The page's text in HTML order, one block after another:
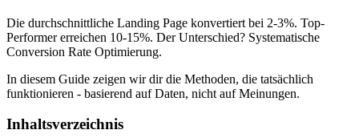
Die durchschnittliche Landing Page konvertiert bei 2-3%. Top-
Performer erreichen 10-15%. Der Unterschied? Systematische
Conversion Rate Optimierung.
In diesem Guide zeigen wir dir die Methoden, die tatsächlich
funktionieren - basierend auf Daten, nicht auf Meinungen.
Inhaltsverzeichnis